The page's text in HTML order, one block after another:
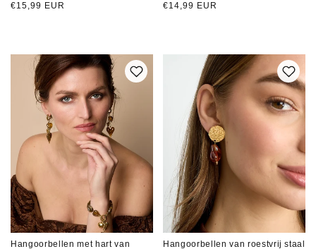
Normale
€15,99 EUR
Normale
€14,99 EUR
Hangoorbellen met hart van
Hangoorbellen van roestvrij staal